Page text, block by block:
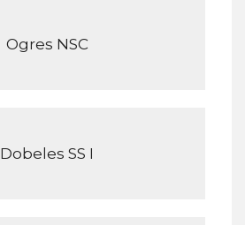
Ogres NSC
Dobeles SS I